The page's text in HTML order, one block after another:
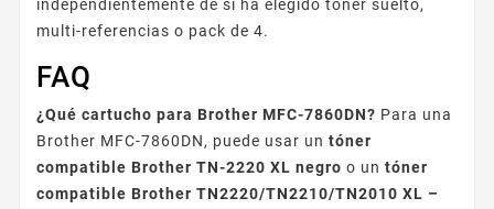
independientemente de si ha elegido tóner suelto,
multi-referencias o pack de 4.
FAQ
¿Qué cartucho para Brother MFC-7860DN? Para una
Brother MFC-7860DN, puede usar un tóner
compatible Brother TN-2220 XL negro o un tóner
compatible Brother TN2220/TN2210/TN2010 XL –